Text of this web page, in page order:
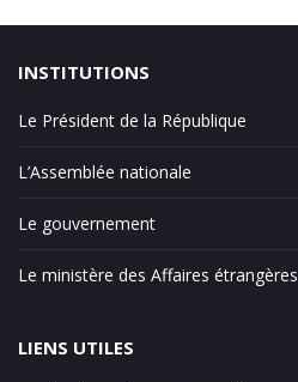
INSTITUTIONS
Le Président de la République
L’Assemblée nationale
Le gouvernement
Le ministère des Affaires étrangères
LIENS UTILES